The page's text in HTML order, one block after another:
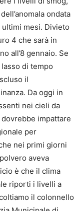
ondata
ultimi mesi. Divieto
4 che sarà in
all’8 gennaio. Se
di tempo
il
Da oggi in
nei cieli da
impattare
per
nei primi giorni
aveva
è che il clima
riporti i livelli a
il colonnello